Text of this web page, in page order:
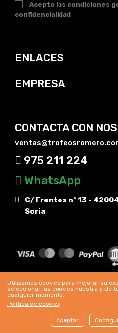
Utilizamos cookies para mejorar su
seleccionar las cookies nuestra y de
cualquier momento.
Política de cookies
Aceptar
Acepto las condiciones
confidencialidad
ENLACES
EMPRESA
CONTACTA CON
975 211 224
WhatsApp
C/ Frentes nº 13 - 42004
Soria
Trofeos Romero ©
|Condiciones de